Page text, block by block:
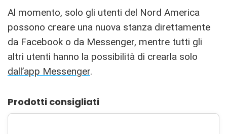
Al momento, solo gli utenti del Nord America
possono creare una nuova stanza direttamente
da Facebook o da Messenger, mentre tutti gli
altri utenti hanno la possibilità di crearla solo
dall’app Messenger.
Prodotti consigliati